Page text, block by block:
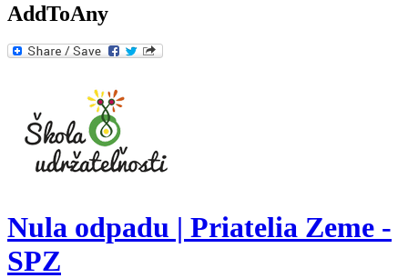
AddToAny
Nula odpadu | Priatelia Zeme -
SPZ